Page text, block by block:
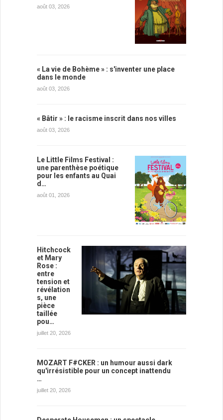
août 03, 2026
« La vie de Bohème » : s'inventer une place
dans le monde
août 03, 2026
« Bâtir » : le racisme inscrit dans nos villes
août 03, 2026
Le Little Films Festival :
une parenthèse poétique
pour les enfants au Quai
d…
août 01, 2026
Hitchcock
et Mary
Rose :
entre
tension et
révélation
s, une
pièce
taillée
pou…
juillet 20, 2026
MOZART F#CKER : un humour aussi dark
qu'irrésistible pour un concept inattendu
…
juillet 20, 2026